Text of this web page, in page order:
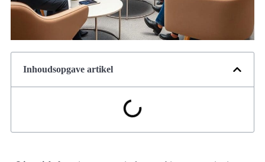
Inhoudsopgave artikel